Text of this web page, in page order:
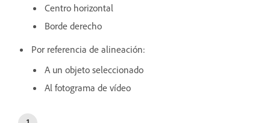
Centro horizontal
Borde derecho
Por referencia de alineación:
A un objeto seleccionado
Al fotograma de vídeo